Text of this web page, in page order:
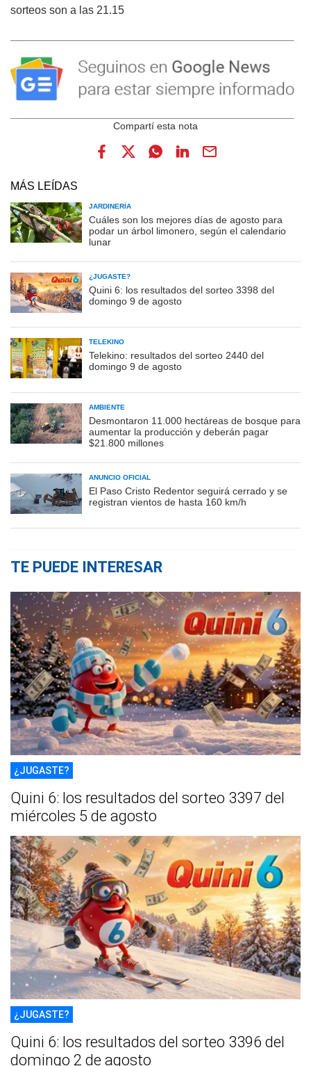
sorteos son a las 21.15
MÁS LEÍDAS
JARDINERÍA
Cuáles son los mejores días de agosto para
podar un árbol limonero, según el calendario
lunar
¿JUGASTE?
Quini 6: los resultados del sorteo 3398 del
domingo 9 de agosto
TELEKINO
Telekino: resultados del sorteo 2440 del
domingo 9 de agosto
AMBIENTE
Desmontaron 11.000 hectáreas de bosque para
aumentar la producción y deberán pagar
$21.800 millones
ANUNCIO OFICIAL
El Paso Cristo Redentor seguirá cerrado y se
registran vientos de hasta 160 km/h
TE PUEDE INTERESAR
¿JUGASTE?
Quini 6: los resultados del sorteo 3397 del
miércoles 5 de agosto
¿JUGASTE?
Quini 6: los resultados del sorteo 3396 del
domingo 2 de agosto